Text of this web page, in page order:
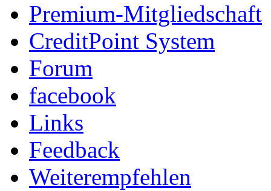
Premium-Mitgliedschaft
CreditPoint System
Forum
facebook
Links
Feedback
Weiterempfehlen